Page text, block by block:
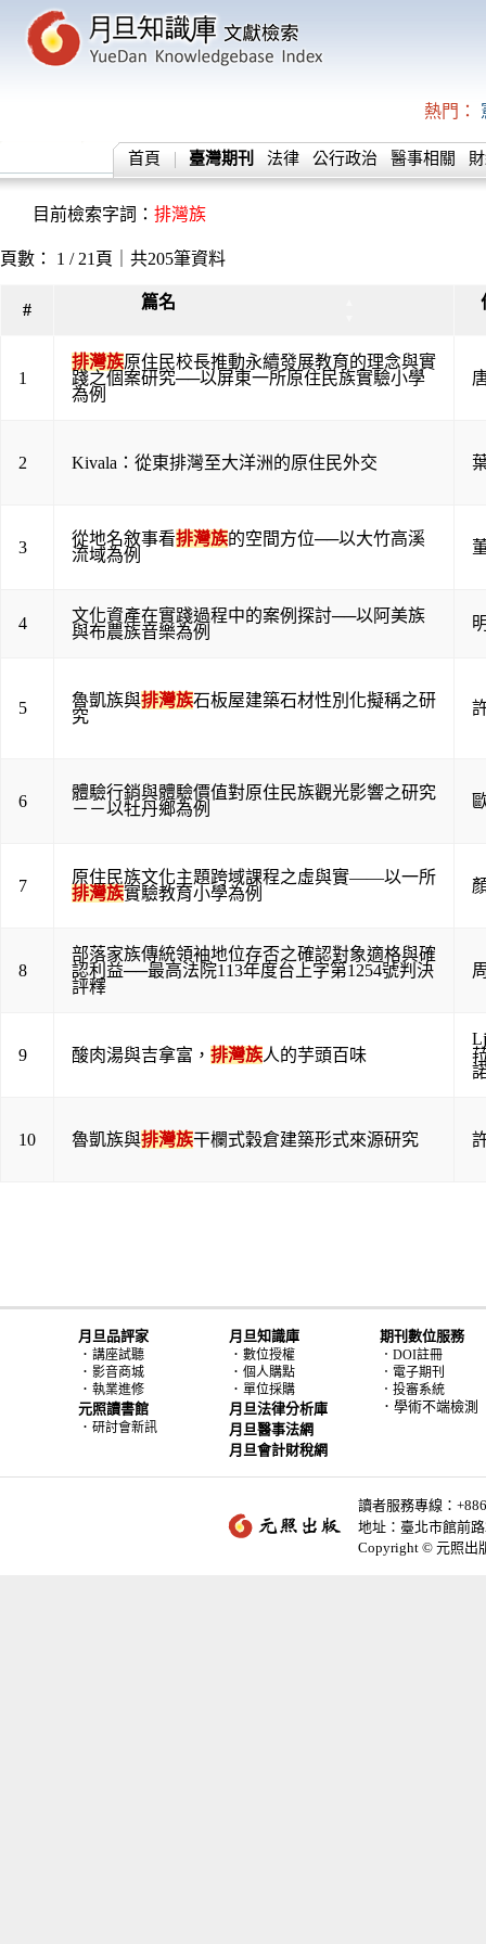
熱門：
首頁 臺灣期刊 法律 公行政治 醫事相關
目前檢索字詞： 排灣族
頁數： 1 / 21頁｜共205筆資料
# 篇名
1
排灣族原住民校長推動永續發展教育的理念與實
踐之個案研究──以屏東一所原住民族實驗小學
為例
2 Kivala：從東排灣至大洋洲的原住民外交
3 從地名敘事看排灣族的空間方位──以大竹高溪
流域為例
4
文化資產在實踐過程中的案例探討──以阿美族
與布農族音樂為例
5 魯凱族與排灣族石板屋建築石材性別化擬稱之研
究
6
體驗行銷與體驗價值對原住民族觀光影響之研究
－－以牡丹鄉為例
7
原住民族文化主題跨域課程之虛與實——以一所
排灣族實驗教育小學為例
8
部落家族傳統領袖地位存否之確認對象適格與確
認利益──最高法院113年度台上字第1254號判決
評釋
9 酸肉湯與吉拿富， 排灣族人的芋頭百味
10 魯凱族與排灣族干欄式穀倉建築形式來源研究
月旦品評家
． 講座試聽
． 影音商城
． 執業進修
元照讀書館
． 研討會新訊
月旦知識庫
． 數位授權
． 個人購點
． 單位採購
月旦法律分析庫
月旦醫事法網
月旦會計財稅網
期刊數位服務
．DOI註冊
．電子期刊
．投審系統
．學術不端檢測
讀者服務專線：
地址：臺北市館前
Copyright © 元照出